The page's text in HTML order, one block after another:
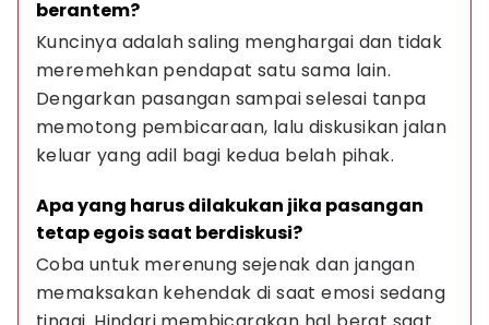
berantem?
Kuncinya adalah saling menghargai dan tidak
meremehkan pendapat satu sama lain.
Dengarkan pasangan sampai selesai tanpa
memotong pembicaraan, lalu diskusikan jalan
keluar yang adil bagi kedua belah pihak.
Apa yang harus dilakukan jika pasangan
tetap egois saat berdiskusi?
Coba untuk merenung sejenak dan jangan
memaksakan kehendak di saat emosi sedang